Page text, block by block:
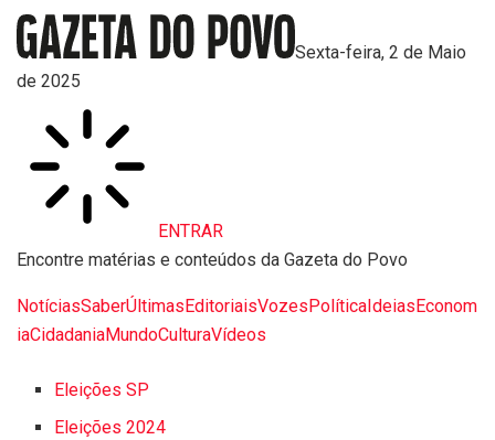
Sexta-feira, 2 de Maio
de 2025
ENTRAR
Encontre matérias e conteúdos da Gazeta do Povo
NotíciasSaberÚltimas EditoriaisVozes Política Ideias Econom
iaCidadaniaMundoCulturaVídeos
Eleições SP
Eleições 2024